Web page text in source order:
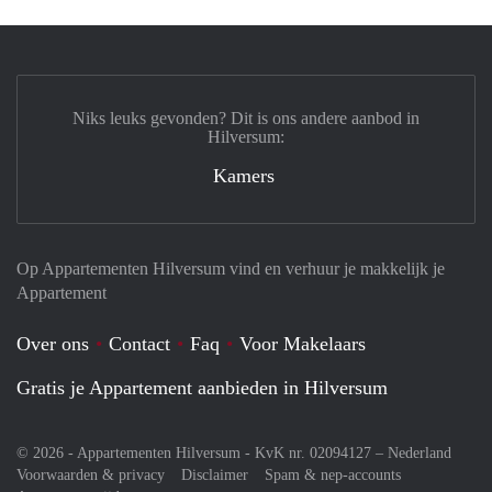
Op Appartementen Hilversum vind en verhuur je makkelijk je
Appartement
Over ons Contact Faq
Voor Makelaars
Gratis je Appartement aanbieden in Hilversum
© 2026 - Appartementen Hilversum - KvK nr. 02094127 – Nederland
Voorwaarden & privacy
Disclaimer
Spam & nep-accounts
Niks leuks gevonden? Dit is ons andere aanbod in
Hilversum:
Kamers